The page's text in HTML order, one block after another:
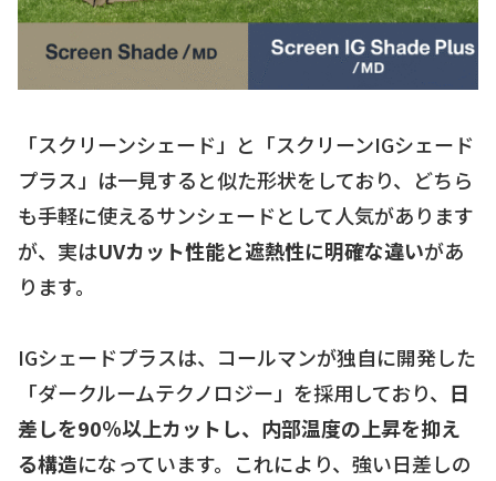
「スクリーンシェード」と「スクリーンIGシェード
プラス」は一見すると似た形状をしており、どちら
も手軽に使えるサンシェードとして人気があります
が、実はUVカット性能と遮熱性に明確な違いがあ
ります。
IGシェードプラスは、コールマンが独自に開発した
「ダークルームテクノロジー」を採用しており、 日
差しを90％以上カットし、内部温度の上昇を抑え
る構造になっています。これにより、強い日差しの